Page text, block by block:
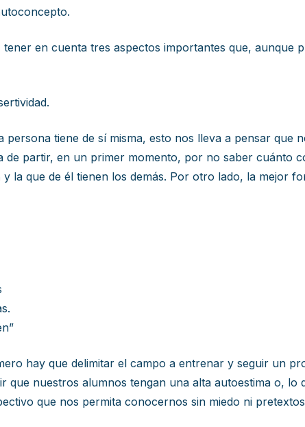
en cuenta tres aspectos importantes que, aunque
tiene de sí misma, esto nos lleva a pensar que
de partir, en un primer momento, por no saber cuánto
la que de él tienen los demás. Por otro lado, la mejor
hay que delimitar el campo a entrenar y seguir un
que nuestros alumnos tengan una alta autoestima o, lo
que nos permita conocernos sin miedo ni